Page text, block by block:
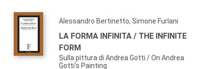
Alessandro Bertinetto, Simone Furlani
LA FORMA INFINITA / THE INFINITE
FORM
Sulla pittura di Andrea Gotti / On Andrea
Gotti's Painting